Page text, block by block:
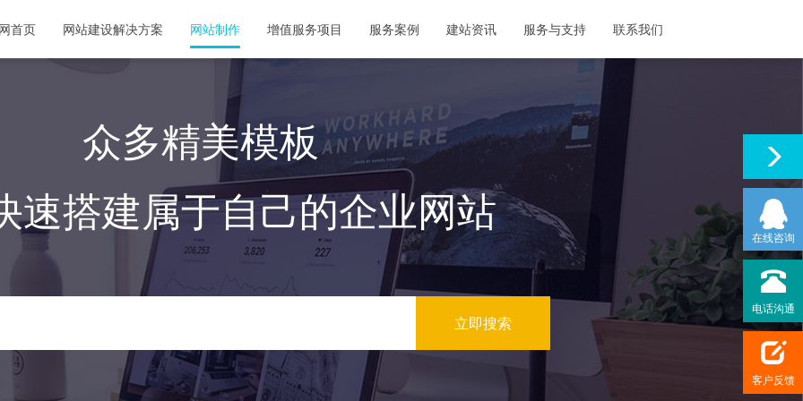
首页 网站建设解决方案 网站制作 增值服务项目 服务案例 建站资讯 服务与支持 联系我们
众多精美模板
速搭建属于自己的企业网站
在线咨询
电话沟通
客户反馈